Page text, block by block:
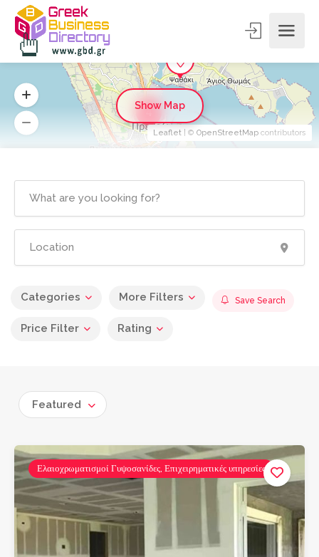
Categories More Filters
Price Filter Rating
Save Search
Featured
Ελαιοχρωματισμοί Γυψοσανίδες, Επιχειρηματικές υπηρεσίες
4
Leaflet | © OpenStreetMap contributors
Show Map